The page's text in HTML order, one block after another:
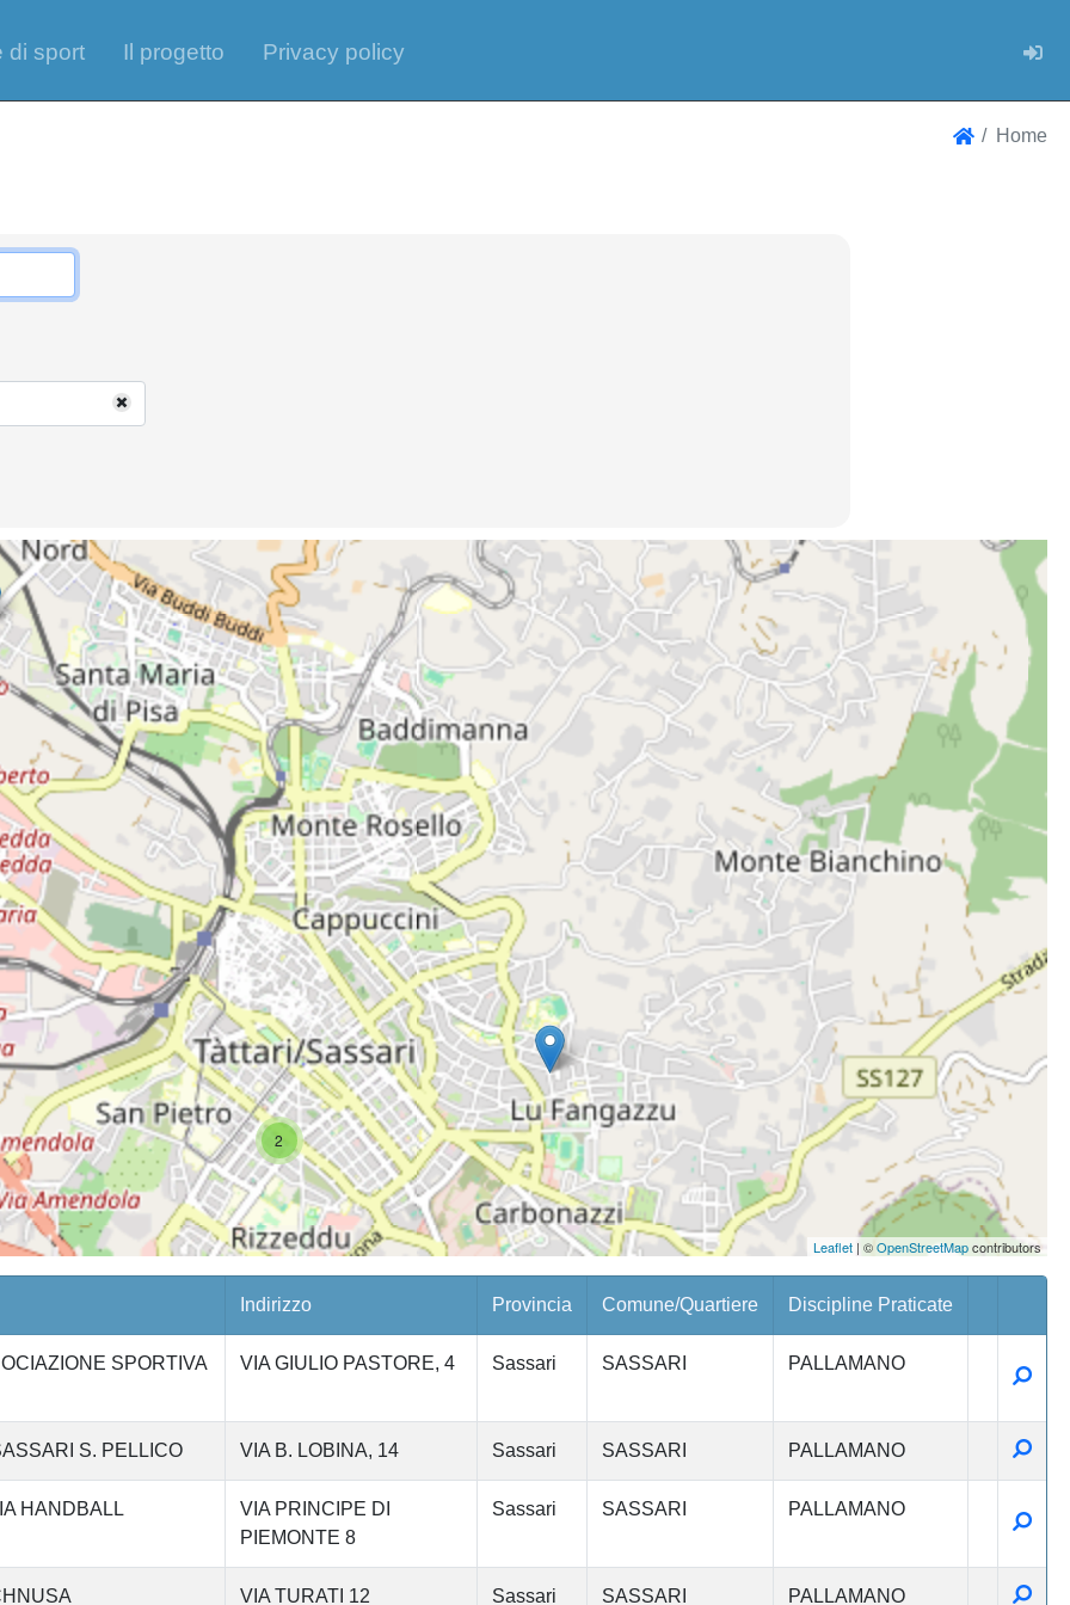
di sport Il progetto Privacy policy
Home
2
Leaflet| ©OpenStreetMapcontributors
Indirizzo Provincia Comune/Quartiere Discipline Praticate
SPORTIVA VIA GIULIO PASTORE, 4 Sassari SASSARI PALLAMANO
S. PELLICO VIA B. LOBINA, 14 Sassari SASSARI PALLAMANO
HANDBALL
VIA PRINCIPE DI
PIEMONTE 8
Sassari SASSARI PALLAMANO
VIA TURATI 12 Sassari SASSARI PALLAMANO